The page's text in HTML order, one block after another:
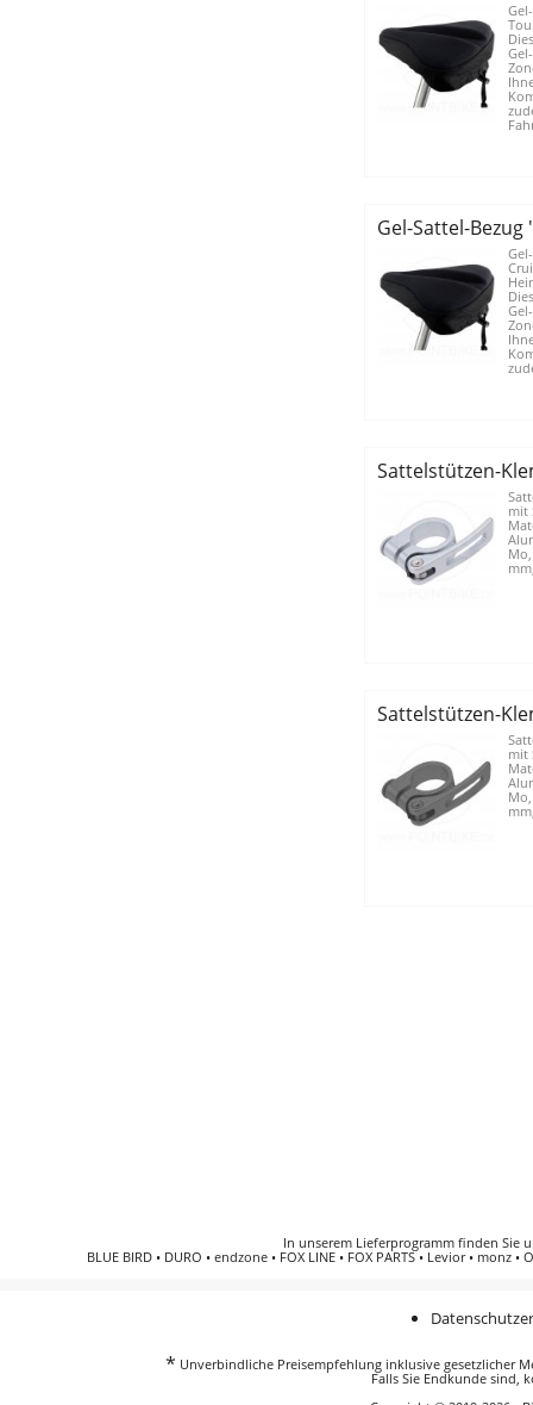
Gel-Sattel-
Sattelstützen-
mit
Sattelstützen-
mit
In unserem Lieferprogramm finden Sie
BLUE BIRD• DURO • endzone• FOX LINE• FOX PARTS• Levior• monz•
* Unverbindliche Preisempfehlung inklusive gesetzlicher
Falls Sie Endkunde sind,